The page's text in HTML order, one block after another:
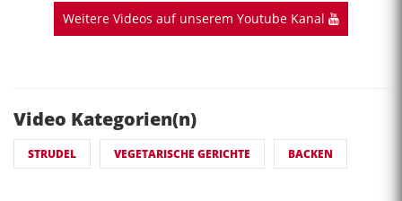
Weitere Videos auf unserem Youtube Kanal
Video Kategorien(n)
STRUDEL VEGETARISCHE GERICHTE BACKEN